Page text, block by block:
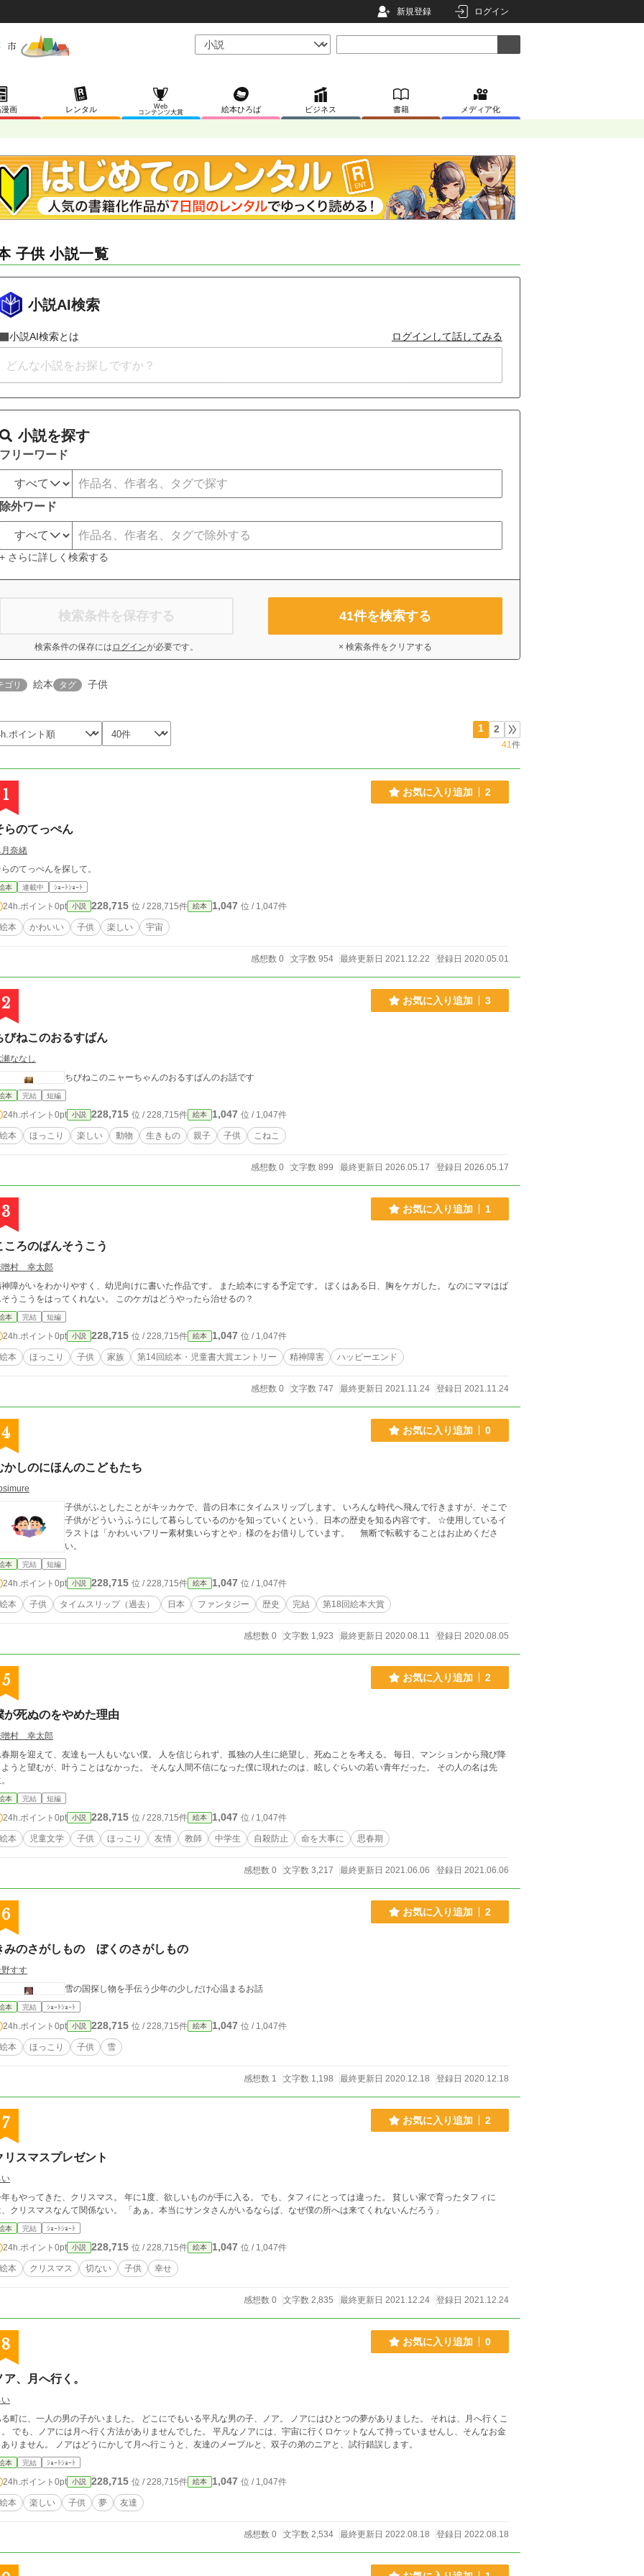
新規登録 ログイン
画 レンタル
Web
コンテンツ大賞
絵本ひろば ビジネス 書籍 メディア化
子供 小説一覧
小説AI検索
小説AI検索とは ログインして話してみる
小説を探す
フリーワード
除外ワード
+ さらに詳しく検索する
検索条件を保存する
検索条件の保存には ログインが必要です。
41件を検索する
× 検索条件をクリアする
ゴリ 絵本 タグ 子供
1 2
41件
1 お気に入り追加 2
らのてっぺん
奈緒
のてっぺんを探して。
本 連載中 ｼｮｰﾄｼｮｰﾄ
24h.ポイント 0pt 小説 228,715 位 / 228,715件 絵本 1,047 位 / 1,047件
絵本 かわいい 子供 楽しい 宇宙
感想数 0 文字数 954 最終更新日 2021.12.22 登録日 2020.05.01
2 お気に入り追加 3
びねこのおるすばん
ななし
ちびねこのニャーちゃんのおるすばんのお話です
本 完結 短編
24h.ポイント 0pt 小説 228,715 位 / 228,715件 絵本 1,047 位 / 1,047件
絵本 ほっこり 楽しい 動物 生きもの 親子 子供 こねこ
感想数 0 文字数 899 最終更新日 2026.05.17 登録日 2026.05.17
3 お気に入り追加 1
ころのばんそうこう
噌村 幸太郎
障がいをわかりやすく、幼児向けに書いた作品です。 また絵本にする予定です。 ぼくはある日、胸をケガした。 なのにママはば
うこうをはってくれない。 このケガはどうやったら治せるの？
本 完結 短編
24h.ポイント 0pt 小説 228,715 位 / 228,715件 絵本 1,047 位 / 1,047件
絵本 ほっこり 子供 家族 第14回絵本・児童書大賞エントリー 精神障害 ハッピーエンド
感想数 0 文字数 747 最終更新日 2021.11.24 登録日 2021.11.24
4 お気に入り追加 0
かしのにほんのこどもたち
子供がふとしたことがキッカケで、昔の日本にタイムスリップします。 いろんな時代へ飛んで行きますが、そこで
子供がどういうふうにして暮らしているのかを知っていくという、日本の歴史を知る内容です。 ☆使用しているイ
ラストは「かわいいフリー素材集いらすとや」様のをお借りしています。 無断で転載することはお止めくださ
い。
本 完結 短編
24h.ポイント 0pt 小説 228,715 位 / 228,715件 絵本 1,047 位 / 1,047件
絵本 子供 タイムスリップ（過去） 日本 ファンタジー 歴史 完結 第18回絵本大賞
感想数 0 文字数 1,923 最終更新日 2020.08.11 登録日 2020.08.05
5 お気に入り追加 2
が死ぬのをやめた理由
噌村 幸太郎
期を迎えて、友達も一人もいない僕。 人を信じられず、孤独の人生に絶望し、死ぬことを考える。 毎日、マンションから飛び降
うと望むが、叶うことはなかった。 そんな人間不信になった僕に現れたのは、眩しぐらいの若い青年だった。 その人の名は先
本 完結 短編
24h.ポイント 0pt 小説 228,715 位 / 228,715件 絵本 1,047 位 / 1,047件
絵本 児童文学 子供 ほっこり 友情 教師 中学生 自殺防止 命を大事に 思春期
感想数 0 文字数 3,217 最終更新日 2021.06.06 登録日 2021.06.06
6 お気に入り追加 2
みのさがしもの ぼくのさがしもの
すす
雪の国探し物を手伝う少年の少しだけ心温まるお話
本 完結 ｼｮｰﾄｼｮｰﾄ
24h.ポイント 0pt 小説 228,715 位 / 228,715件 絵本 1,047 位 / 1,047件
絵本 ほっこり 子供 雪
感想数 1 文字数 1,198 最終更新日 2020.12.18 登録日 2020.12.18
7 お気に入り追加 2
リスマスプレゼント
もやってきた、クリスマス。 年に1度、欲しいものが手に入る。 でも、タフィにとっては違った。 貧しい家で育ったタフィに
は、クリスマスなんて関係ない。 「あぁ。本当にサンタさんがいるならば、なぜ僕の所へは来てくれないんだろう」
本 完結 ｼｮｰﾄｼｮｰﾄ
24h.ポイント 0pt 小説 228,715 位 / 228,715件 絵本 1,047 位 / 1,047件
絵本 クリスマス 切ない 子供 幸せ
感想数 0 文字数 2,835 最終更新日 2021.12.24 登録日 2021.12.24
8 お気に入り追加 0
ア、月へ行く。
町に、一人の男の子がいました。 どこにでもいる平凡な男の子、ノア。 ノアにはひとつの夢がありました。 それは、月へ行くこ
でも、ノアには月へ行く方法がありませんでした。 平凡なノアには、宇宙に行くロケットなんて持っていませんし、そんなお金
もありません。 ノアはどうにかして月へ行こうと、友達のメープルと、双子の弟のニアと、試行錯誤します。
本 完結 ｼｮｰﾄｼｮｰﾄ
24h.ポイント 0pt 小説 228,715 位 / 228,715件 絵本 1,047 位 / 1,047件
絵本 楽しい 子供 夢 友達
感想数 0 文字数 2,534 最終更新日 2022.08.18 登録日 2022.08.18